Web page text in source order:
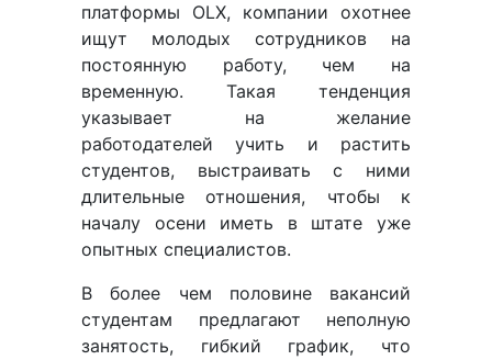
платформы OLX, компании охотнее
ищут молодых сотрудников на
постоянную работу, чем на
временную. Такая тенденция
указывает на желание
работодателей учить и растить
студентов, выстраивать с ними
длительные отношения, чтобы к
началу осени иметь в штате уже
опытных специалистов.
В более чем половине вакансий
студентам предлагают неполную
занятость, гибкий график, что